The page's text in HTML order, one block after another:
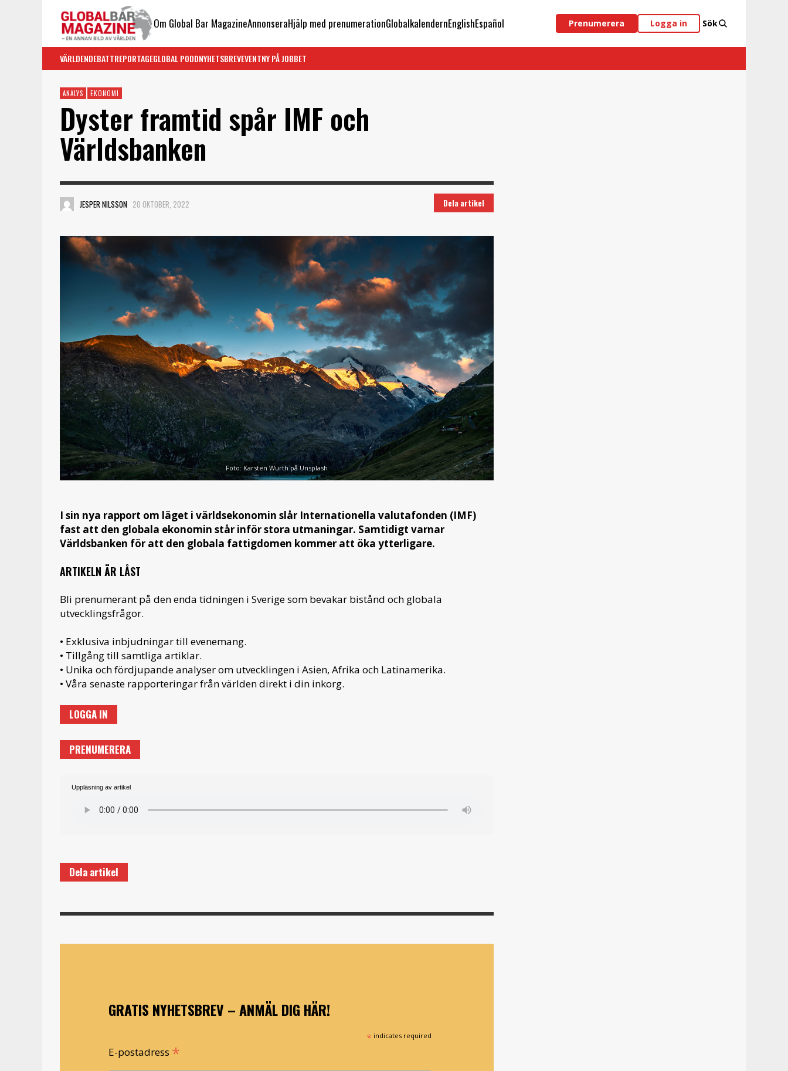
Om Global Bar MagazineAnnonseraHjälp med prenumerationGlobalkalendernEnglishEspañol Prenumerera Logga in Sök
VÄRLDENDEBATTREPORTAGEGLOBAL PODDNYHETSBREVEVENTNY PÅ JOBBET
ANALYS EKONOMI
Dyster framtid spår IMF och
Världsbanken
JESPER NILSSON 20 OKTOBER, 2022 Dela artikel
Foto: Karsten Wurth på Unsplash
I sin nya rapport om läget i världsekonomin slår Internationella valutafonden (IMF)
fast att den globala ekonomin står inför stora utmaningar. Samtidigt varnar
Världsbanken för att den globala fattigdomen kommer att öka ytterligare.
ARTIKELN ÄR LÅST
Bli prenumerant på den enda tidningen i Sverige som bevakar bistånd och globala
utvecklingsfrågor.
• Exklusiva inbjudningar till evenemang.
• Tillgång till samtliga artiklar.
• Unika och fördjupande analyser om utvecklingen i Asien, Afrika och Latinamerika.
• Våra senaste rapporteringar från världen direkt i din inkorg.
LOGGA IN
PRENUMERERA
Uppläsning av artikel
Dela artikel
GRATIS NYHETSBREV – ANMÄL DIG HÄR!
* indicates required
E-postadress *